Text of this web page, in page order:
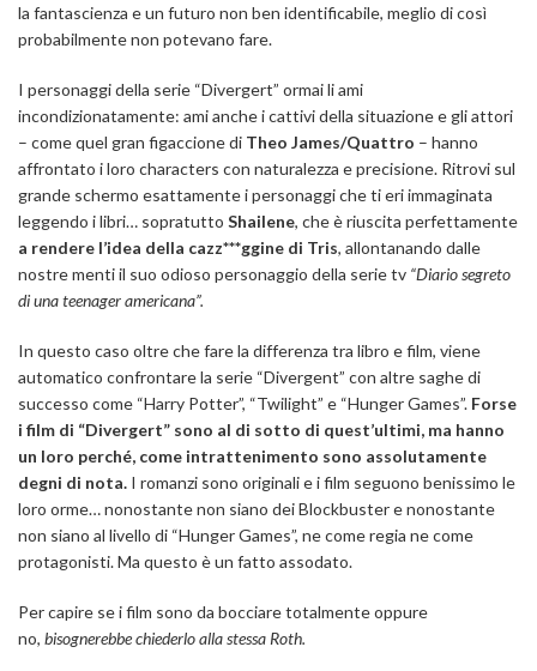
la fantascienza e un futuro non ben identificabile, meglio di così
probabilmente non potevano fare.
I personaggi della serie “Divergert” ormai li ami
incondizionatamente: ami anche i cattivi della situazione e gli attori
– come quel gran figaccione di Theo James/Quattro – hanno
affrontato i loro characters con naturalezza e precisione. Ritrovi sul
grande schermo esattamente i personaggi che ti eri immaginata
leggendo i libri… sopratutto Shailene, che è riuscita perfettamente
a rendere l’idea della cazz***ggine di Tris, allontanando dalle
nostre menti il suo odioso personaggio della serie tv “Diario segreto
di una teenager americana”.
In questo caso oltre che fare la differenza tra libro e film, viene
automatico confrontare la serie “Divergent” con altre saghe di
successo come “Harry Potter”, “Twilight” e “Hunger Games”. Forse
i film di “Divergert” sono al di sotto di quest’ultimi, ma hanno
un loro perché, come intrattenimento sono assolutamente
degni di nota. I romanzi sono originali e i film seguono benissimo le
loro orme… nonostante non siano dei Blockbuster e nonostante
non siano al livello di “Hunger Games”, ne come regia ne come
protagonisti. Ma questo è un fatto assodato.
Per capire se i film sono da bocciare totalmente oppure
no, bisognerebbe chiederlo alla stessa Roth.